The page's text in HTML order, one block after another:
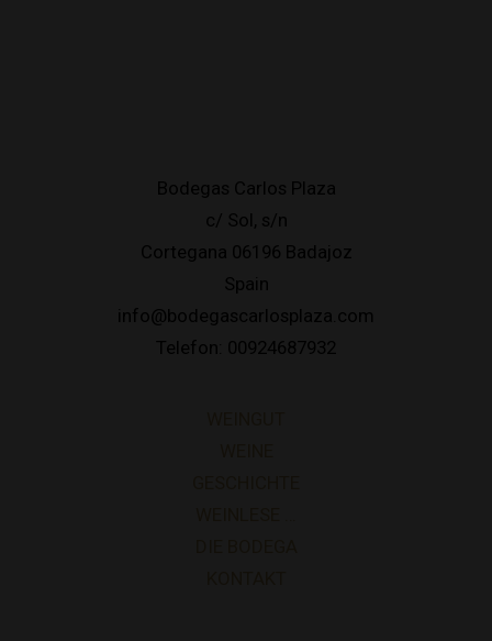
Bodegas Carlos Plaza
c/ Sol, s/n
Cortegana 06196 Badajoz
Spain
info@bodegascarlosplaza.com
Telefon: 00924687932